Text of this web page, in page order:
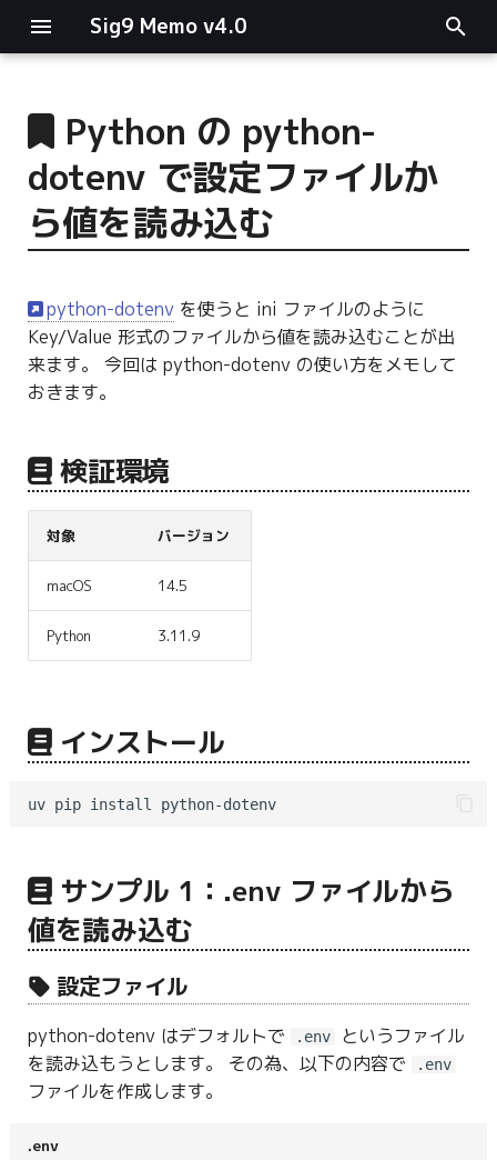
Sig9 Memo v4.0
main関数
リスト関連
ログ関連
条件分岐
Python の python-
dotenv で設定ファイルか
ら値を読み込む
python-dotenv を使うと ini ファイルのように
Key/Value 形式のファイルから値を読み込むことが出
来ます。 今回は python-dotenv の使い方をメモして
おきます。
検証環境
対象 バージョン
macOS 14.5
Python 3.11.9
インストール
uv pip install python-dotenv
サンプル 1：.env ファイルから
値を読み込む
設定ファイル
python-dotenv はデフォルトで .env
というファイル
を読み込もうとします。 その為、以下の内容で
.env
ファイルを作成します。
.env